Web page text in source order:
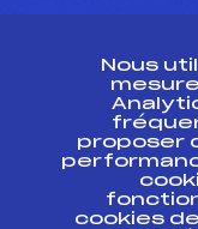
Ressources
Pass’Neige
Projet
Projet de
Nous
proposer
cookies